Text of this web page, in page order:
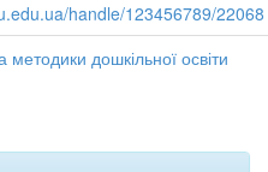
handle/123456789/22068
методики дошкільної освіти